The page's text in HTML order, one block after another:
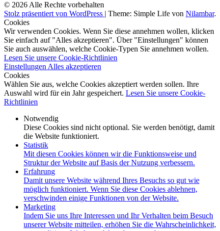
© 2026 Alle Rechte vorbehalten
Stolz präsentiert von WordPress | Theme: Simple Life von Nilambar.
Cookies
Wir verwenden Cookies. Wenn Sie diese annehmen wollen, klicken
Sie einfach auf "Alles akzeptieren". Über "Einstellungen" können
Sie auch auswählen, welche Cookie-Typen Sie annehmen wollen.
Lesen Sie unsere Cookie-Richtlinien
Einstellungen Alles akzeptieren
Cookies
Wählen Sie aus, welche Cookies akzeptiert werden sollen. Ihre
Auswahl wird für ein Jahr gespeichert. Lesen Sie unsere Cookie-
Richtlinien
Notwendig
Diese Cookies sind nicht optional. Sie werden benötigt, damit
die Website funktioniert.
Statistik
Mit diesen Cookies können wir die Funktionsweise und
Struktur der Website auf Basis der Nutzung verbessern.
Erfahrung
Damit unsere Website während Ihres Besuchs so gut wie
möglich funktioniert. Wenn Sie diese Cookies ablehnen,
verschwinden einige Funktionen von der Website.
Marketing
Indem Sie uns Ihre Interessen und Ihr Verhalten beim Besuch
unserer Website mitteilen, erhöhen Sie die Wahrscheinlichkeit,